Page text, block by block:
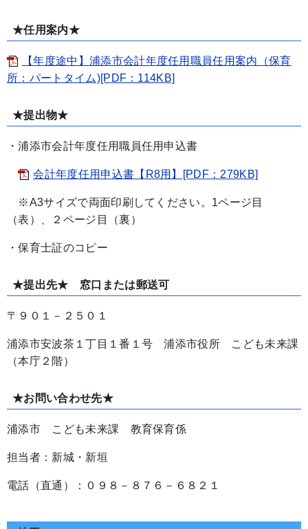
★任用案内★
【年度途中】浦添市会計年度任用職員任用案内（保育
所：パートタイム)[PDF：114KB]
★提出物★
・浦添市会計年度任用職員任用申込書
会計年度任用申込書【R8用】[PDF：279KB]
※A3サイズで両面印刷してください。1ページ目
（表）、２ページ目（裏）
・保育士証のコピー
★提出先★ 窓口または郵送可
〒９０１－２５０１
浦添市安波茶１丁目１番１号 浦添市役所 こども未来課
（本庁２階）
★お問い合わせ先★
浦添市 こども未来課 教育保育係
担当者：新城・新垣
電話（直通）：０９８－８７６－６８２１